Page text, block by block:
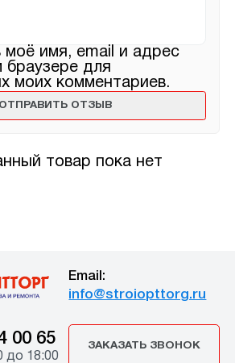
товар пока нет
моё имя, email и адрес
браузере для
моих комментариев.
Email:
info@stroiopttorg.ru
00 65
до 18:00
ЗАКАЗАТЬ ЗВОНОК